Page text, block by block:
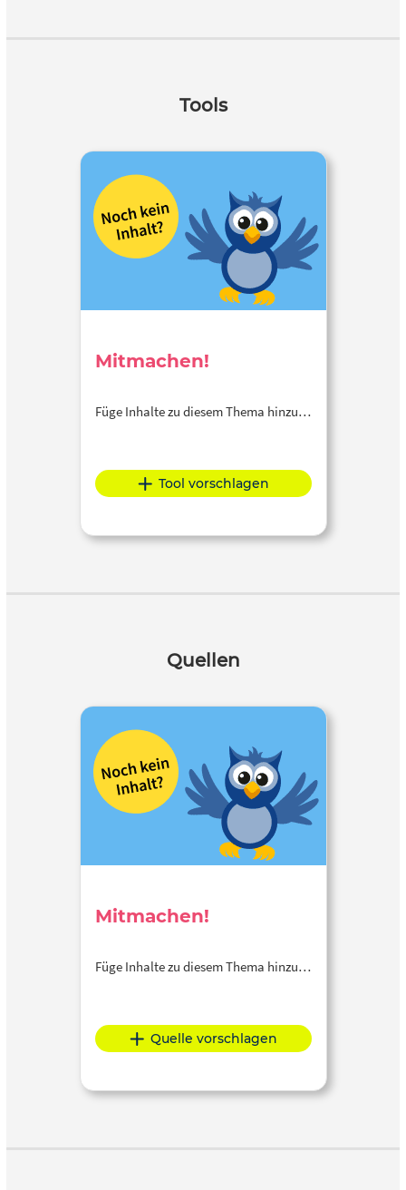
Tools
Mitmachen!
Füge Inhalte zu diesem Thema hinzu…
Tool vorschlagen
Quellen
Mitmachen!
Füge Inhalte zu diesem Thema hinzu…
Quelle vorschlagen